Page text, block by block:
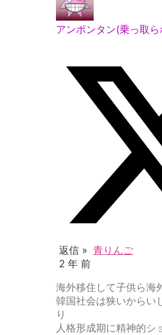
アンポンタン(乗っ取
返信 » 青りんご
2 年 前
海外移住して子供ら海
韓国社会は狭いからい
り
人格形成期に精神的シ